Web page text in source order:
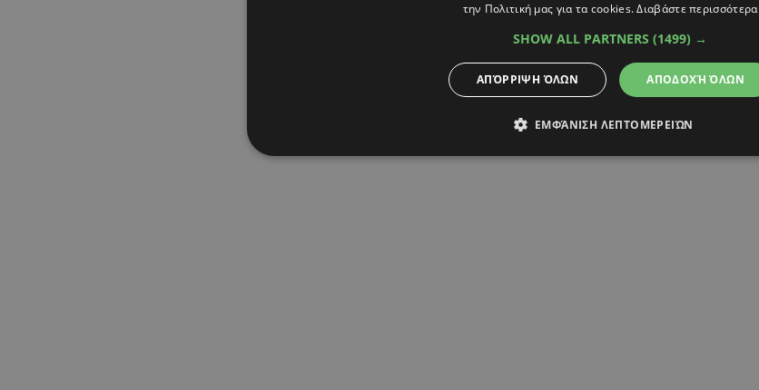
την Πολιτική μας για τα cookies.Διαβάστε περισσότερα
SHOW ALL PARTNERS (1499) →
ΑΠΟΔΟΧΉ ΌΛΩΝ
ΑΠΌΡΡΙΨΗ ΌΛΩΝ
ΕΜΦΆΝΙΣΗ ΛΕΠΤΟΜΕΡΕΙΏΝ